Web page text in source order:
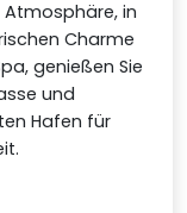
Atmosphäre, in
Charme
genießen Sie
und
Hafen für